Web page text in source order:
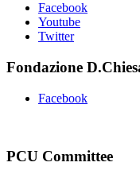
Facebook
Youtube
Twitter
Fondazione
Facebook
PCU Committee